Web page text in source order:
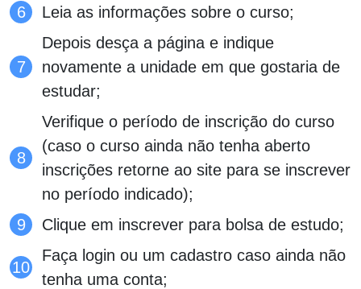
Leia as informações sobre o curso;
Depois desça a página e indique
novamente a unidade em que gostaria de
estudar;
Verifique o período de inscrição do curso
(caso o curso ainda não tenha aberto
inscrições retorne ao site para se inscrever
no período indicado);
Clique em inscrever para bolsa de estudo;
Faça login ou um cadastro caso ainda não
tenha uma conta;